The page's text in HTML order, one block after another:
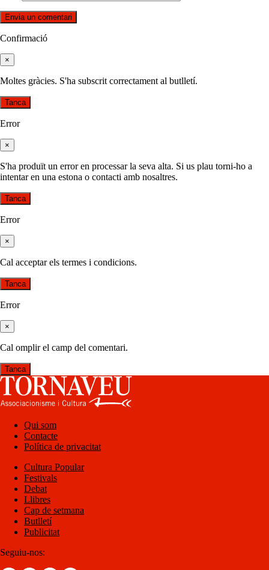
Confirmació
×
Moltes gràcies. S'ha subscrit correctament al butlletí.
Tanca
Error
×
S'ha produït un error en processar la seva alta. Si us plau torni-ho a
intentar en una estona o contacti amb nosaltres.
Tanca
Error
×
Cal acceptar els termes i condicions.
Tanca
Error
×
Cal omplir el camp del comentari.
Tanca
Qui som
Contacte
Política de privacitat
Cultura Popular
Festivals
Debat
Llibres
Cap de setmana
Butlletí
Publicitat
Seguiu-nos: